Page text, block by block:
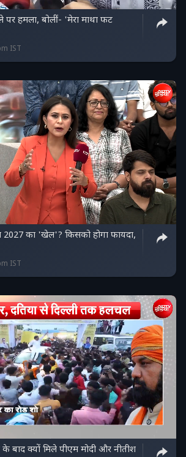
पर हमला, बोलीं- 'मेरा माथा फट
IST
2027 का 'खेल'? किसको होगा फायदा,
IST
के बाद क्यों मिले पीएम मोदी और नीतीश